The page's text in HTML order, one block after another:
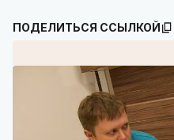
ПОДЕЛИТЬСЯ ССЫЛКОЙ